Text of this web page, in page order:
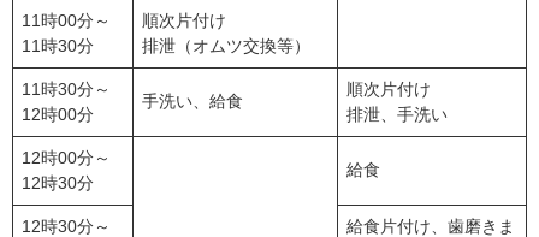
11時00分～
11時30分
順次片付け
排泄（オムツ交換等）
11時30分～
12時00分
手洗い、給食
順次片付け
排泄、手洗い
12時00分～
12時30分
給食
12時30分～
給食片付け、歯磨きま